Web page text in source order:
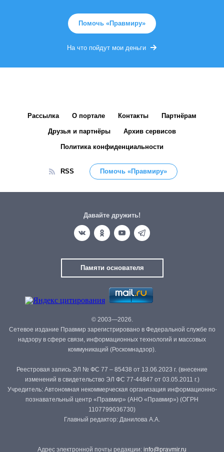
Помочь «Правмиру»
На что пойдут мои деньги
Рассылка О портале Контакты Партнёрам
Друзья и партнёры Архив сервисов
Политика конфиденциальности
RSS Помочь «Правмиру»
Давайте дружить!
Памяти основателя
© 2003—2026.
Сетевое издание Правмир зарегистрировано в Федеральной службе по
надзору в сфере связи, информационных технологий и массовых
коммуникаций (Роскомнадзор).
Реестровая запись ЭЛ № ФС 77 – 85438 от 13.06.2023 г. (внесение
изменений в свидетельство ЭЛ ФС 77-44847 от 03.05.2011 г.)
Учредитель: Автономная некоммерческая организация информационно-
познавательный центр «Правмир» (АНО «Правмир») (ОГРН
1107799036730)
Главный редактор: Данилова А.А.
Адрес электронной почты редакции: info@pravmir.ru